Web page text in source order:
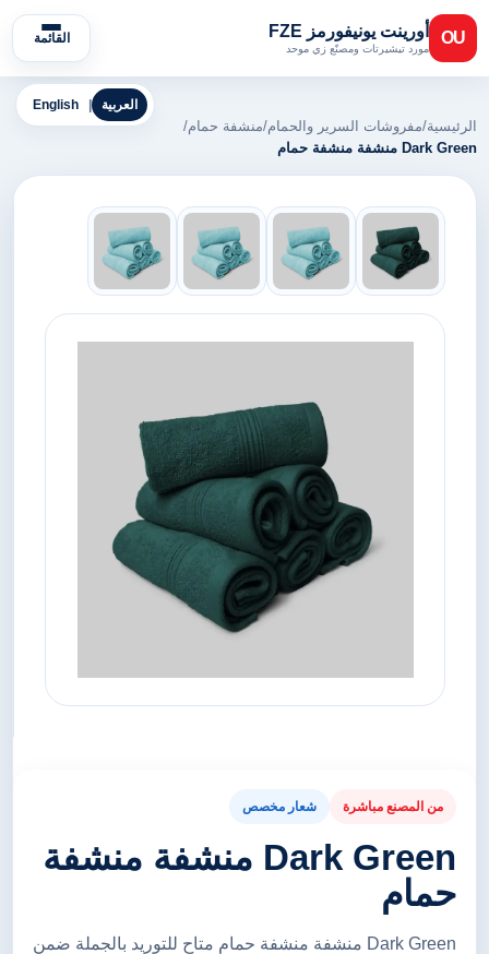
OU أورينت يونيفورمز FZE
مورد تيشيرتات ومصنّع زي موحد
القائمة
English العربية
الرئيسية/مفروشات السرير والحمام/منشفة حمام/
Dark Green منشفة منشفة حمام
من المصنع مباشرة شعار مخصص
Dark Green منشفة منشفة
حمام
Dark Green منشفة منشفة حمام متاح للتوريد بالجملة ضمن